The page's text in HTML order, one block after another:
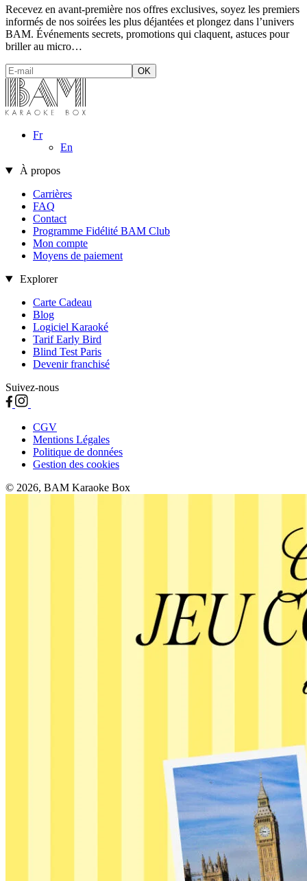
Recevez en avant-première nos offres exclusives, soyez les premiers
informés de nos soirées les plus déjantées et plongez dans l’univers
BAM. Événements secrets, promotions qui claquent, astuces pour
briller au micro…
Fr
En
À propos
Carrières
FAQ
Contact
Programme Fidélité BAM Club
Mon compte
Moyens de paiement
Explorer
Carte Cadeau
Blog
Logiciel Karaoké
Tarif Early Bird
Blind Test Paris
Devenir franchisé
Suivez-nous
CGV
Mentions Légales
Politique de données
Gestion des cookies
© 2026, BAM Karaoke Box